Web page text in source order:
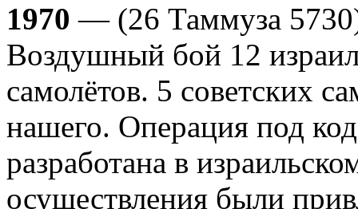
1970 — (26 Таммуза
Воздушный бой 12
самолётов. 5 советских
нашего. Операция под
разработана в
осуществления были